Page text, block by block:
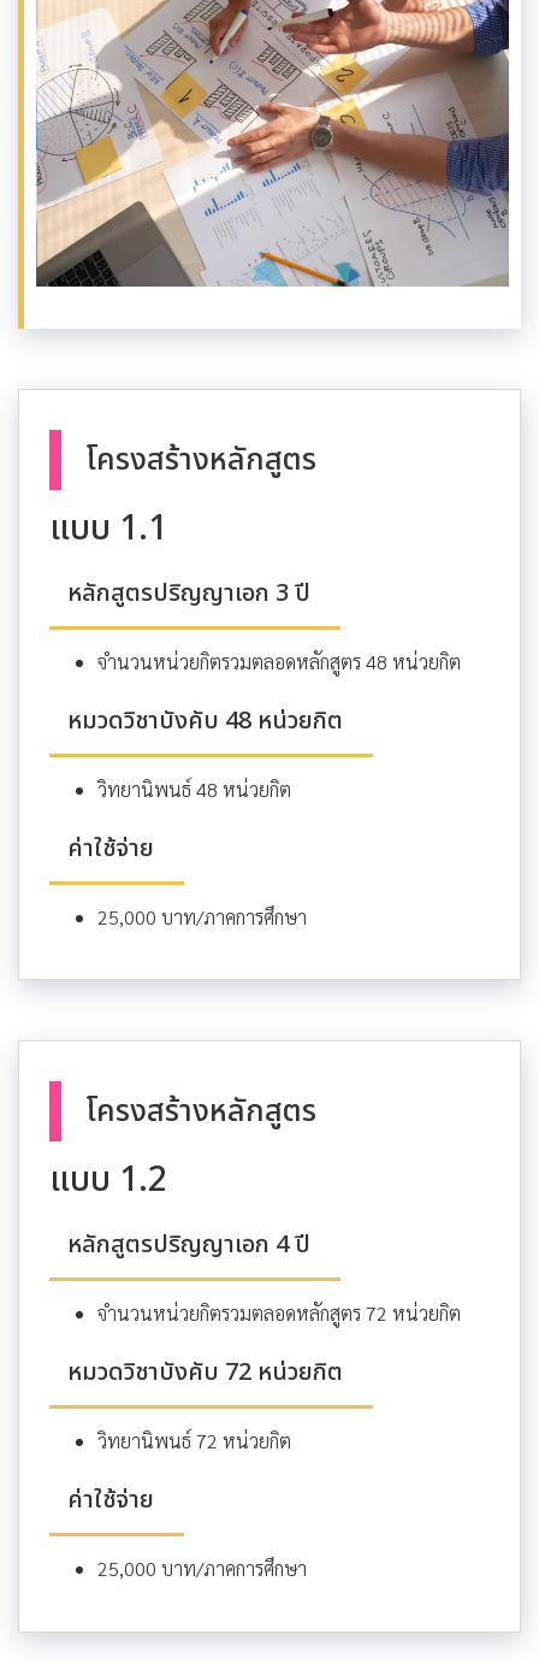
โครงสร้างหลักสูตร
แบบ 1.1
หลักสูตรปริญญาเอก 3 ปี
จำนวนหน่วยกิตรวมตลอดหลักสูตร 48 หน่วยกิต
หมวดวิชาบังคับ 48 หน่วยกิต
วิทยานิพนธ์ 48 หน่วยกิต
ค่าใช้จ่าย
25,000 บาท/ภาคการศึกษา
โครงสร้างหลักสูตร
แบบ 1.2
หลักสูตรปริญญาเอก 4 ปี
จำนวนหน่วยกิตรวมตลอดหลักสูตร 72 หน่วยกิต
หมวดวิชาบังคับ 72 หน่วยกิต
วิทยานิพนธ์ 72 หน่วยกิต
ค่าใช้จ่าย
25,000 บาท/ภาคการศึกษา